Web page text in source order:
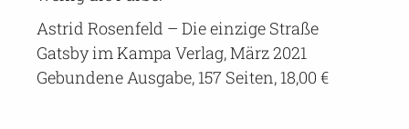
Astrid Rosenfeld – Die einzige Straße
Gatsby im Kampa Verlag, März 2021
Gebundene Ausgabe, 157 Seiten, 18,00 €